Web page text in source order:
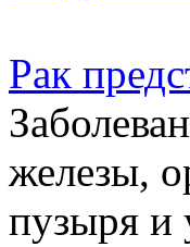
Рак
железы,
пузыря и